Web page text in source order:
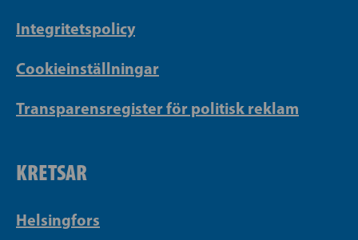
Integritetspolicy
Cookieinställningar
Transparensregister för politisk reklam
KRETSAR
Helsingfors